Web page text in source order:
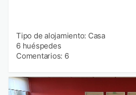
Tipo de alojamiento: Casa
6 huéspedes
Comentarios: 6